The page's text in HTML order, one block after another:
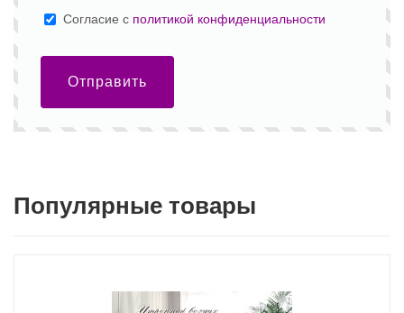
Cогласие с политикой конфиденциальности
Отправить
Популярные товары